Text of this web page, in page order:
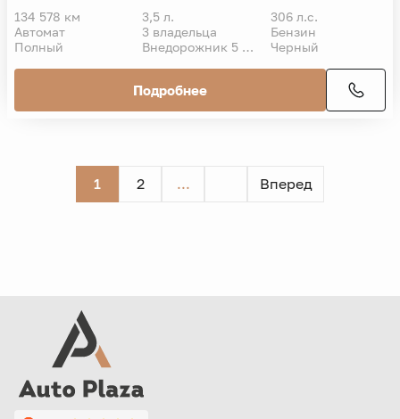
134 578 км 3,5 л.
306 л.с.
Автомат
3 владельца
Бензин
Полный
Внедорожник 5 дв. Черный
Подробнее
1 2 ... Вперед